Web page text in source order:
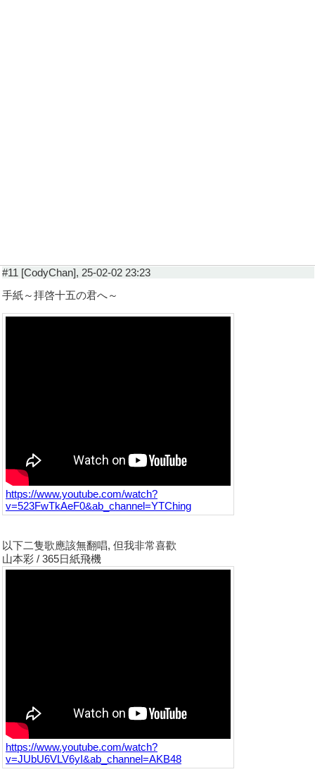
#11 [CodyChan], 25-02-02 23:23
手紙～拝啓十五の君へ～
https://www.youtube.com/watch?
v=523FwTkAeF0&ab_channel=YTChing
以下二隻歌應該無翻唱, 但我非常喜歡
山本彩 / 365日紙飛機
https://www.youtube.com/watch?
v=JUbU6VLV6yI&ab_channel=AKB48